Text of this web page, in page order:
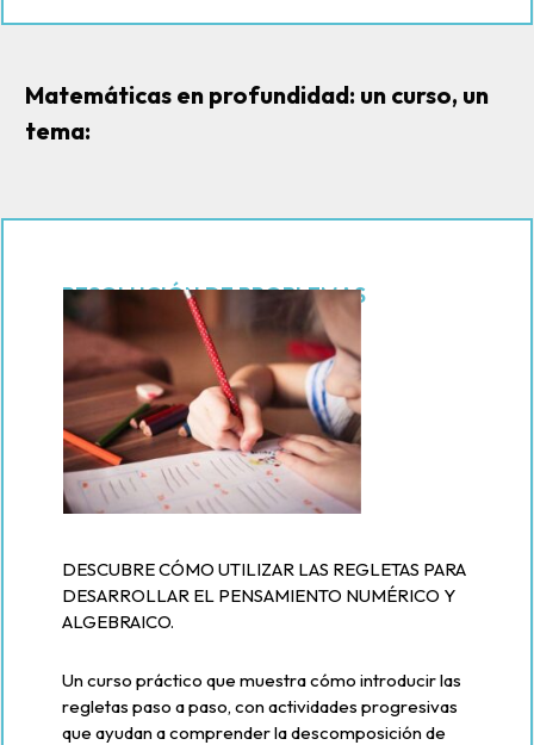
Matemáticas en profundidad: un curso, un
tema:
RESOLUCIÓN DE PROBLEMAS
DESCUBRE CÓMO UTILIZAR LAS REGLETAS PARA
DESARROLLAR EL PENSAMIENTO NUMÉRICO Y
ALGEBRAICO.
Un curso práctico que muestra cómo introducir las
regletas paso a paso, con actividades progresivas
que ayudan a comprender la descomposición de